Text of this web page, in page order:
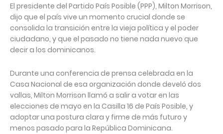
El presidente del Partido País Posible (PPP), Milton Morrison,
dijo que el país vive un momento crucial donde se
consolida la transición entre la vieja política y el poder
ciudadano, y que el pasado no tiene nada nuevo que
decir a los dominicanos.
Durante una conferencia de prensa celebrada en la
Casa Nacional de esa organización donde develó dos
vallas, Milton Morrison llamó a salir a votar en las
elecciones de mayo en la Casilla 16 de País Posible, y
adoptar una postura clara y firme de más futuro y
menos pasado para la República Dominicana.